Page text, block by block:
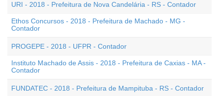
URI - 2018 - Prefeitura de Nova Candelária - RS - Contador
Ethos Concursos - 2018 - Prefeitura de Machado - MG -
Contador
PROGEPE - 2018 - UFPR - Contador
Instituto Machado de Assis - 2018 - Prefeitura de Caxias - MA -
Contador
FUNDATEC - 2018 - Prefeitura de Mampituba - RS - Contador